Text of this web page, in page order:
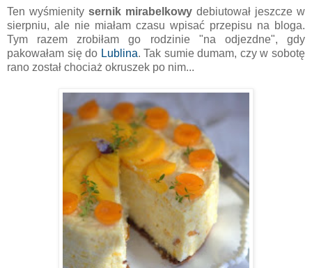
Ten wyśmienity sernik mirabelkowy debiutował jeszcze w
sierpniu, ale nie miałam czasu wpisać przepisu na bloga.
Tym razem zrobiłam go rodzinie "na odjezdne", gdy
pakowałam się do Lublina. Tak sumie dumam, czy w sobotę
rano został chociaż okruszek po nim...